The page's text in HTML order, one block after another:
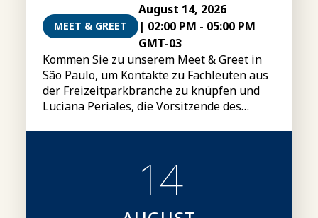
MEET & GREET
August 14, 2026
| 02:00 PM - 05:00 PM
GMT-03
Kommen Sie zu unserem Meet & Greet in
São Paulo, um Kontakte zu Fachleuten aus
der Freizeitparkbranche zu knüpfen und
Luciana Periales, die Vorsitzende des
14